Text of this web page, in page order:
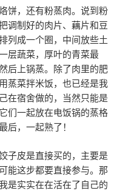
饼，还有粉蒸肉。说到粉
调制好的肉片、藕片和豆
列成一个圈，中间放些土
层蔬菜，厚叶的青菜最
后上锅蒸。除了肉里的肥
蒸菜拌米饭，也已经是我
在宿舍做的，当然只能是
们一起放在电饭锅的蒸格
后，一起熟了！
子皮是直接买的，主要是
能这步都要直接参与。那
是实实在在活在了自己的